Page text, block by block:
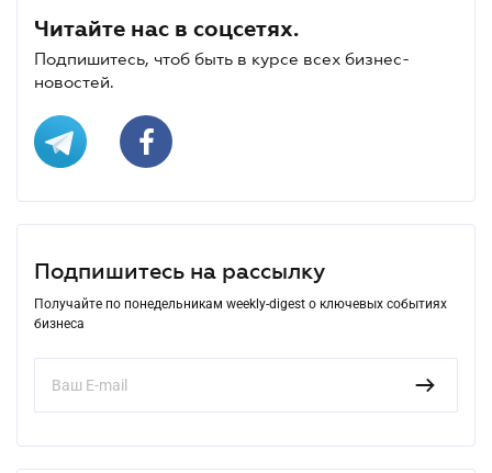
Читайте нас в соцсетях.
Подпишитесь, чтоб быть в курсе всех бизнес-
новостей.
Подпишитесь на рассылку
Получайте по понедельникам weekly-digest о ключевых событиях
бизнеса